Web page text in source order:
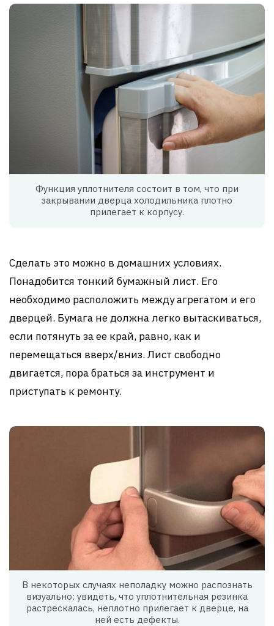
Функция уплотнителя состоит в том, что при
закрывании дверца холодильника плотно
прилегает к корпусу.
Сделать это можно в домашних условиях.
Понадобится тонкий бумажный лист. Его
необходимо расположить между агрегатом и его
дверцей. Бумага не должна легко вытаскиваться,
если потянуть за ее край, равно, как и
перемещаться вверх/вниз. Лист свободно
двигается, пора браться за инструмент и
приступать к ремонту.
В некоторых случаях неполадку можно распознать
визуально: увидеть, что уплотнительная резинка
растрескалась, неплотно прилегает к дверце, на
ней есть дефекты.